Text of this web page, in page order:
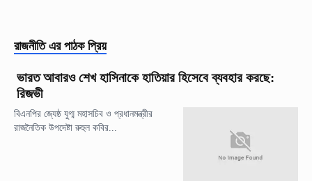
রাজনীতি এর পাঠক প্রিয়
ভারত আবারও শেখ হাসিনাকে হাতিয়ার হিসেবে ব্যবহার করছে:
রিজভী
বিএনপির জ্যেষ্ঠ যুগ্ম মহাসচিব ও প্রধানমন্ত্রীর
রাজনৈতিক উপদেষ্টা রুহুল কবির...